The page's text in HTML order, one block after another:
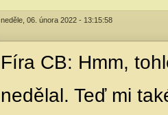
neděle, 06. února 2022 - 13:15:58
Fíra CB: Hmm,
nedělal. Teď mi